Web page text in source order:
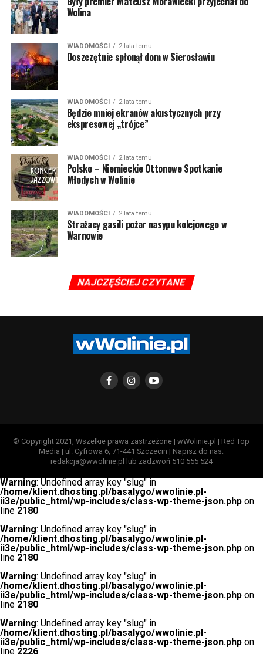
Wolina
WIADOMOŚCI 2 lata temu
Doszczętnie spłonął dom w Sierosławiu
WIADOMOŚCI 2 lata temu
Będzie mniej ekranów akustycznych przy
ekspresowej „trójce”
WIADOMOŚCI 2 lata temu
Polsko – Niemieckie Ottonowe Spotkanie
Młodych w Wolinie
WIADOMOŚCI 2 lata temu
Strażacy gasili pożar nasypu kolejowego w
Warnowie
NAJCZĘŚCIEJ CZYTANE
© Copyright 2021, Wszelkie prawa zastrzeżone | wWolinie.pl | Red Top
Media | ul. Cyfrowa 6, 71-441 Szczecin | Napisz do nas:
redakcja@wwolinie.pl lub zadzwoń 510 555 524
Warning: Undefined array key "slug" in
/home/klient.dhosting.pl/basalygo/wwolinie.pl-
ii3e/public_html/wp-includes/class-wp-theme-json.php on
line 2180
Warning: Undefined array key "slug" in
/home/klient.dhosting.pl/basalygo/wwolinie.pl-
ii3e/public_html/wp-includes/class-wp-theme-json.php on
line 2180
Warning: Undefined array key "slug" in
/home/klient.dhosting.pl/basalygo/wwolinie.pl-
ii3e/public_html/wp-includes/class-wp-theme-json.php on
line 2180
Warning: Undefined array key "slug" in
/home/klient.dhosting.pl/basalygo/wwolinie.pl-
ii3e/public_html/wp-includes/class-wp-theme-json.php on
line 2226